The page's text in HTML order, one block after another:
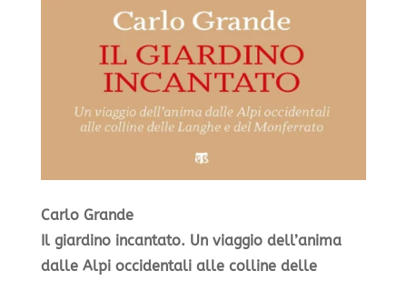
Carlo Grande
Il giardino incantato. Un viaggio dell’anima
dalle Alpi occidentali alle colline delle